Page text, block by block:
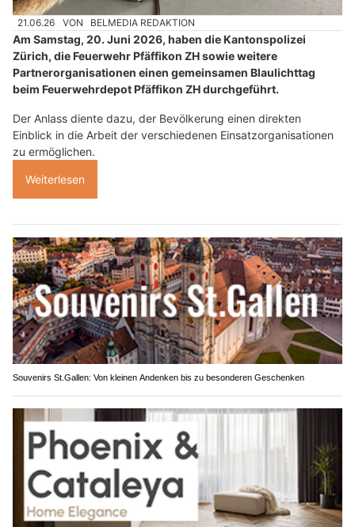
21.06.26 VON BELMEDIA REDAKTION
Am Samstag, 20. Juni 2026, haben die Kantonspolizei
Zürich, die Feuerwehr Pfäffikon ZH sowie weitere
Partnerorganisationen einen gemeinsamen Blaulichttag
beim Feuerwehrdepot Pfäffikon ZH durchgeführt.
Der Anlass diente dazu, der Bevölkerung einen direkten
Einblick in die Arbeit der verschiedenen Einsatzorganisationen
zu ermöglichen.
Weiterlesen
Souvenirs St.Gallen: Von kleinen Andenken bis zu besonderen Geschenken